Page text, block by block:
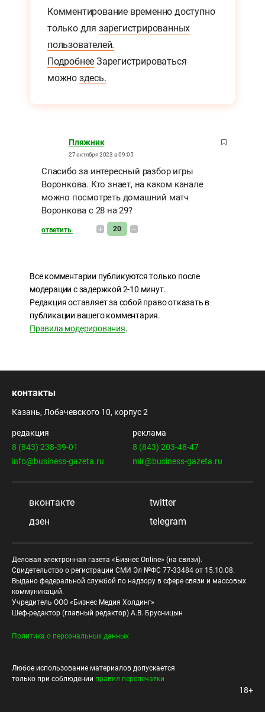
Комментирование временно доступно
только для зарегистрированных
пользователей.
Подробнее Зарегистрироваться
можно здесь.
Пляжник
27 октября 2023 в 09:05
Спасибо за интересный разбор игры
Воронкова. Кто знает, на каком канале
можно посмотреть домашний матч
Воронкова с 28 на 29?
ответить 20
Все комментарии публикуются только после
модерации с задержкой 2-10 минут.
Редакция оставляет за собой право отказать в
публикации вашего комментария.
Правила модерирования.
контакты
Казань, Лобачевского 10, корпус 2
редакция
8 (843) 238-39-01
info@business-gazeta.ru
реклама
8 (843) 203-48-47
mir@business-gazeta.ru
вконтакте
twitter
дзен
telegram
Деловая электронная газета «Бизнес Online» (на связи).
Свидетельство о регистрации СМИ Эл №ФС 77-33484 от 15.10.08.
Выдано федеральной службой по надзору в сфере связи и массовых
коммуникаций.
Учредитель ООО «Бизнес Медия Холдинг»
Шеф-редактор (главный редактор) А.В. Брусницын
Политика о персональных данных
Любое использование материалов допускается
только при соблюдении правил перепечатки
18+